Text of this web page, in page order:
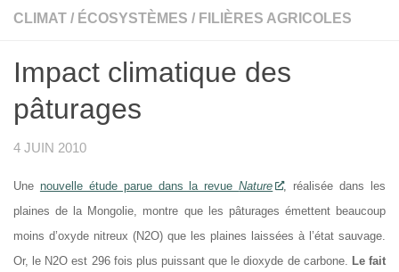
CLIMAT / ÉCOSYSTÈMES / FILIÈRES AGRICOLES
Impact climatique des
pâturages
4 JUIN 2010
Une nouvelle étude parue dans la revueNature
, réalisée dans les
plaines de la Mongolie, montre que les pâturages émettent beaucoup
moins d’oxyde nitreux (N2O) que les plaines laissées à l’état sauvage.
Or, le N2O est 296 fois plus puissant que le dioxyde de carbone. Le fait